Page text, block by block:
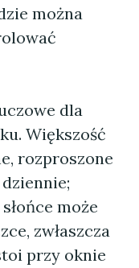
można
dla
Większość
rozproszone
może
zwłaszcza
przy oknie